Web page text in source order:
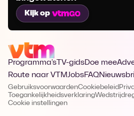
Kijk op
Programma's TV-gidsDoe mee
Route naar VTMJobsFAQ
GebruiksvoorwaardenCookiebeleid
Toegankelijkheidsverklaring
Cookie instellingen